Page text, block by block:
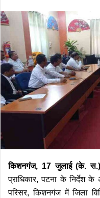
email
किशनगंज, 17 जुलाई (के.
प्राधिकार, पटना के निर्देश के
परिसर, किशनगंज में जिला